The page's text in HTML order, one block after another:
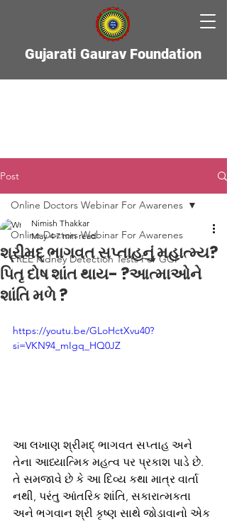
Gujarati Gaurav Foundation
Post
Online Doctors Webinar For Awarenes
FREE Kidney Detection Tests For GGF
Online Doctors Webinar For Awarenes
શ્રીમદ્ ભાગવત સપ્તાહનું મહાત્મ્ય?
પિતૃ દોષ શાંત થાય- ?આત્માઓને
શાંતિ મળે ?
Nimish Thakkar
May 4 7 min read
https://youtu.be/GLoHctXvu40?
si=VKN94_mIgq_HQ0JZ
આ લખાણ શ્રીમદ્ ભાગવત સપ્તાહ અને
તેના આધ્યાત્મિક મહત્વ પર પ્રકાશ પાડે છે.
તે સમજાવે છે કે આ દિવ્ય કથા માત્ર વાર્તા
નથી, પરંતુ આંતરિક શાંતિ, સકારાત્મકતા
અને ભગવાન શ્રી કૃષ્ણ સાથે જોડાવાનો એક